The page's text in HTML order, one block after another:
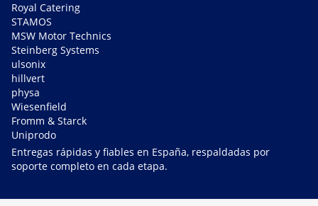
Royal Catering
STAMOS
MSW Motor Technics
Steinberg Systems
ulsonix
hillvert
physa
Wiesenfield
Fromm & Starck
Uniprodo
Entregas rápidas y fiables en España, respaldadas por
soporte completo en cada etapa.